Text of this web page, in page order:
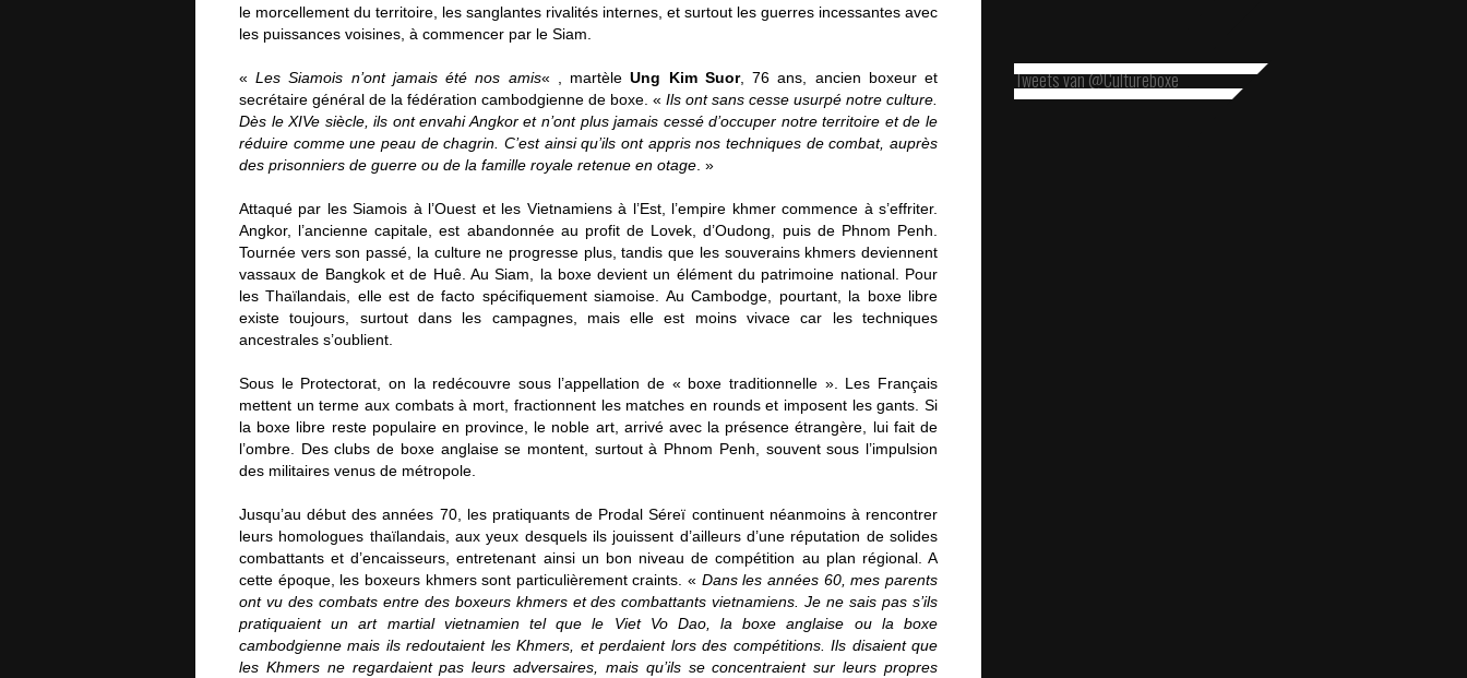
Tweets van @Cultureboxe
le morcellement du territoire, les sanglantes rivalités internes, et surtout les guerres incessantes avec
les puissances voisines, à commencer par le Siam.
«Les Siamois n’ont jamais été nos amis« , martèleUng Kim Suor, 76 ans, ancien boxeur et
secrétaire général de la fédération cambodgienne de boxe. « Ils ont sans cesse usurpé notre culture.
Dès le XIVe siècle, ils ont envahi Angkor et n’ont plus jamais cessé d’occuper notre territoire et de le
réduire comme une peau de chagrin. C’est ainsi qu’ils ont appris nos techniques de combat, auprès
des prisonniers de guerre ou de la famille royale retenue en otage . »
Attaqué par les Siamois à l’Ouest et les Vietnamiens à l’Est, l’empire khmer commence à s’effriter.
Angkor, l’ancienne capitale, est abandonnée au profit de Lovek, d’Oudong, puis de Phnom Penh.
Tournée vers son passé, la culture ne progresse plus, tandis que les souverains khmers deviennent
vassaux de Bangkok et de Huê. Au Siam, la boxe devient un élément du patrimoine national. Pour
les Thaïlandais, elle est de facto spécifiquement siamoise. Au Cambodge, pourtant, la boxe libre
existe toujours, surtout dans les campagnes, mais elle est moins vivace car les techniques
ancestrales s’oublient.
Sous le Protectorat, on la redécouvre sous l’appellation de « boxe traditionnelle ». Les Français
mettent un terme aux combats à mort, fractionnent les matches en rounds et imposent les gants. Si
la boxe libre reste populaire en province, le noble art, arrivé avec la présence étrangère, lui fait de
l’ombre. Des clubs de boxe anglaise se montent, surtout à Phnom Penh, souvent sous l’impulsion
des militaires venus de métropole.
Jusqu’au début des années 70, les pratiquants de Prodal Séreï continuent néanmoins à rencontrer
leurs homologues thaïlandais, aux yeux desquels ils jouissent d’ailleurs d’une réputation de solides
combattants et d’encaisseurs, entretenant ainsi un bon niveau de compétition au plan régional. A
cette époque, les boxeurs khmers sont particulièrement craints. « Dans les années 60, mes parents
ont vu des combats entre des boxeurs khmers et des combattants vietnamiens. Je ne sais pas s’ils
pratiquaient un art martial vietnamien tel que le Viet Vo Dao, la boxe anglaise ou la boxe
cambodgienne mais ils redoutaient les Khmers, et perdaient lors des compétitions. Ils disaient que
les Khmers ne regardaient pas leurs adversaires, mais qu’ils se concentraient sur leurs propres